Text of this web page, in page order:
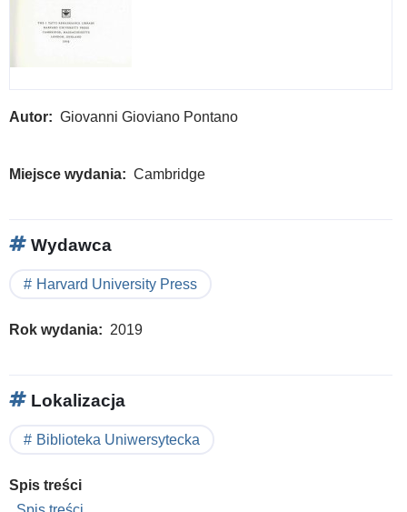
Autor Giovanni Gioviano Pontano
Miejsce wydania Cambridge
Wydawca
Harvard University Press
Rok wydania 2019
Lokalizacja
Biblioteka Uniwersytecka
Spis treści